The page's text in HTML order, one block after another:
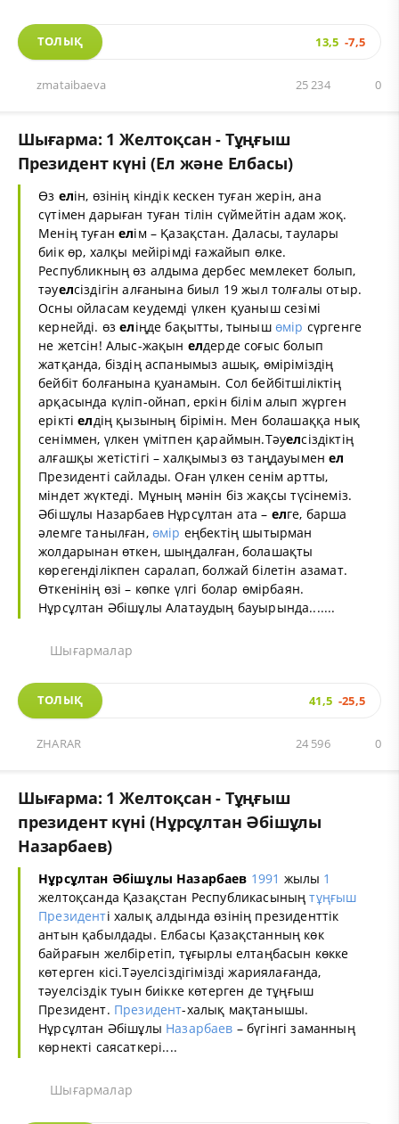
ТОЛЫҚ 13,5 -7,5
zmataibaeva 0
25 234
Шығарма: 1 Желтоқсан - Тұңғыш
Президент күні (Ел және Елбасы)
Өз елін, өзінің кіндік кескен туған жерін, ана
сүтімен дарыған туған тілін сүймейтін адам жоқ.
Менің туғанелім – Қазақстан. Даласы, таулары
биік өр, халқы мейірімді ғажайып өлке.
Республикның өз алдыма дербес мемлекет болып,
тәуелсіздігін алғанына биыл 19 жыл толғалы отыр.
Осны ойласам кеудемді үлкен қуаныш сезімі
кернейді. өзеліңде бақытты, тыныш өмір сүргенге
не жетсін! Алыс-жақын елдерде соғыс болып
жатқанда, біздің аспанымыз ашық, өміріміздің
бейбіт болғанына қуанамын. Сол бейбітшіліктің
арқасында күліп-ойнап, еркін білім алып жүрген
еріктіелдің қызының бірімін. Мен болашаққа нық
сеніммен, үлкен үмітпен қараймын.Тәуелсіздіктің
алғашқы жетістігі – халқымыз өз таңдауыменел
Президенті сайлады. Оған үлкен сенім артты,
міндет жүктеді. Мұның мәнін біз жақсы түсінеміз.
Әбішұлы Назарбаев Нұрсұлтан ата – елге, барша
әлемге танылған, өмір еңбектің шытырман
жолдарынан өткен, шыңдалған, болашақты
көрегенділікпен саралап, болжай білетін азамат.
Өткенінің өзі – көпке үлгі болар өмірбаян.
Нұрсұлтан Әбішұлы Алатаудың бауырында.......
Шығармалар
ТОЛЫҚ 41,5 -25,5
ZHARAR 0
24 596
Шығарма: 1 Желтоқсан - Тұңғыш
президент күні (Нұрсұлтан Әбішұлы
Назарбаев)
Нұрсұлтан Әбішұлы Назарбаев 1991 жылы 1
желтоқсанда Қазақстан Республикасыныңтұңғыш
Президенті халық алдында өзінің президенттік
антын қабылдады. Елбасы Қазақстанның көк
байрағын желбіретіп, тұғырлы елтаңбасын көкке
көтерген кісі.Тәуелсіздігімізді жариялағанда,
тәуелсіздік туын биікке көтерген де тұңғыш
Президент. Президент-халық мақтанышы.
Нұрсұлтан Әбішұлы Назарбаев – бүгінгі заманның
көрнекті саясаткері....
Шығармалар